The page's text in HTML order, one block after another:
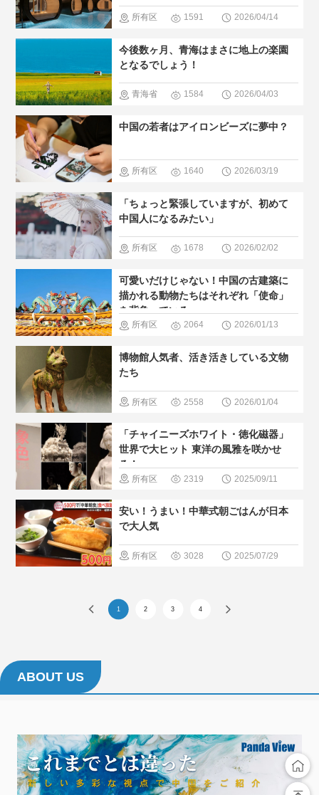
所有区
＃人気・お
すすめ ＃
し方
1591 2026/04/14
今後数ヶ月、青海はまさに地上の楽園
となるでしょう！
青海省
＃観光スポ
気・おすす
め
1584 2026/04/03
中国の若者はアイロンビーズに夢中？
所有区
の暮らし方
1640 2026/03/19
「ちょっと緊張していますが、初めて
中国人になるみたい」
所有区
巡る ＃人
気・おすす
の暮らし方
1678 2026/02/02
可愛いだけじゃない！中国の古建築に
描かれる動物たちはそれぞれ「使命」
を背負っている
所有区
巡る
気・おすす
文化遺産
2064 2026/01/13
博物館人気者、活き活きしている文物
たち
所有区
巡る ＃博
物館 ＃人
め
2558 2026/01/04
「チャイニーズホワイト・徳化磁器」
世界で大ヒット 東洋の風雅を咲かせ
る！
所有区
文化遺産
＃人気・お
し方
2319 2025/09/11
安い！うまい！中華式朝ごはんが日本
で大人気
所有区
のグルメ
＃日中文化
3028 2025/07/29
1 2 3 4
ABOUT US